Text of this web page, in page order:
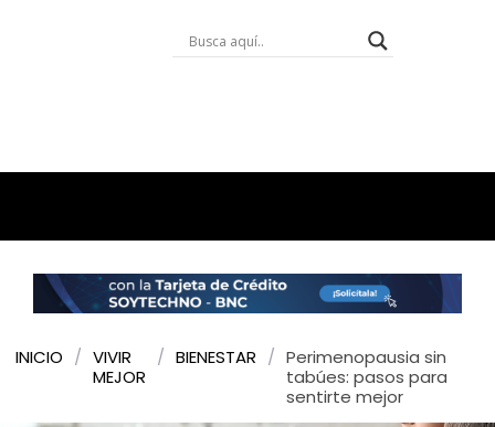
INICIO / VIVIR
MEJOR
/ BIENESTAR / Perimenopausia sin
tabúes: pasos para
sentirte mejor